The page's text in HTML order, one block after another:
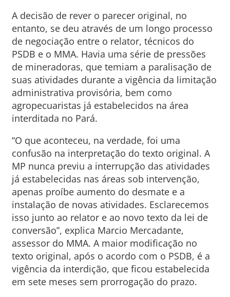
A decisão de rever o parecer original, no
entanto, se deu através de um longo processo
de negociação entre o relator, técnicos do
PSDB e o MMA. Havia uma série de pressões
de mineradoras, que temiam a paralisação de
suas atividades durante a vigência da limitação
administrativa provisória, bem como
agropecuaristas já estabelecidos na área
interditada no Pará.
“O que aconteceu, na verdade, foi uma
confusão na interpretação do texto original. A
MP nunca previu a interrupção das atividades
já estabelecidas nas áreas sob intervenção,
apenas proíbe aumento do desmate e a
instalação de novas atividades. Esclarecemos
isso junto ao relator e ao novo texto da lei de
conversão”, explica Marcio Mercadante,
assessor do MMA. A maior modificação no
texto original, após o acordo com o PSDB, é a
vigência da interdição, que ficou estabelecida
em sete meses sem prorrogação do prazo.